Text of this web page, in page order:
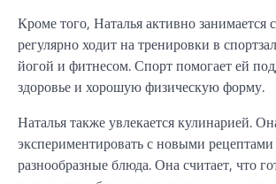
Кроме того, Наталья активно занимается
регулярно ходит на тренировки в
йогой и фитнесом. Спорт помогает ей
здоровье и хорошую физическую форму.
Наталья также увлекается кулинарией.
экспериментировать с новыми
разнообразные блюда. Она считает, что